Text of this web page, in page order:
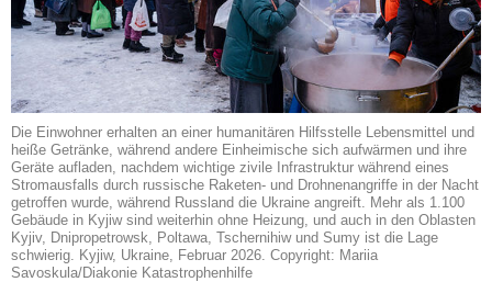
Die Einwohner erhalten an einer humanitären Hilfsstelle Lebensmittel und
heiße Getränke, während andere Einheimische sich aufwärmen und ihre
Geräte aufladen, nachdem wichtige zivile Infrastruktur während eines
Stromausfalls durch russische Raketen- und Drohnenangriffe in der Nacht
getroffen wurde, während Russland die Ukraine angreift. Mehr als 1.100
Gebäude in Kyjiw sind weiterhin ohne Heizung, und auch in den Oblasten
Kyjiv, Dnipropetrowsk, Poltawa, Tschernihiw und Sumy ist die Lage
schwierig. Kyjiw, Ukraine, Februar 2026. Copyright: Mariia
Savoskula/Diakonie Katastrophenhilfe